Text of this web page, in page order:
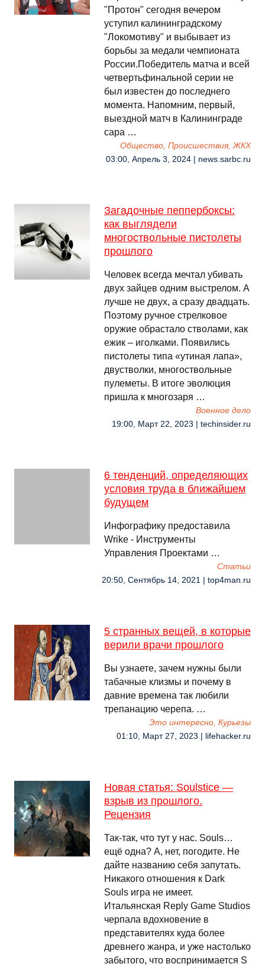
"Протон" сегодня вечером
уступил калининградскому
"Локомотиву" и выбывает из
борьбы за медали чемпионата
России.Победитель матча и всей
четвертьфинальной серии не
был известен до последнего
момента. Напомним, первый,
выездной матч в Калининграде
сара …
Общество, Происшествия, ЖКХ
03:00, Апрель 3, 2024 | news.sarbc.ru
Загадочные пеппербоксы:
как выглядели
многоствольные пистолеты
прошлого
Человек всегда мечтал убивать
двух зайцев одним выстрелом. А
лучше не двух, а сразу двадцать.
Поэтому ручное стрелковое
оружие обрастало стволами, как
ежик – иголками. Появились
пистолеты типа «утиная лапа»,
двустволки, многоствольные
пулеметы. В итоге эволюция
пришла к многозаря …
Военное дело
19:00, Март 22, 2023 | techinsider.ru
6 тенденций, определяющих
условия труда в ближайшем
будущем
Инфографику предоставила
Wrike - Инструменты
Управления Проектами …
Cтатьи
20:50, Сентябрь 14, 2021 | top4man.ru
5 странных вещей, в которые
верили врачи прошлого
Вы узнаете, зачем нужны были
табачные клизмы и почему в
давние времена так любили
трепанацию черепа. …
Это интересно, Курьезы
01:10, Март 27, 2023 | lifehacker.ru
Новая статья: Soulstice —
взрыв из прошлого.
Рецензия
Так-так, что тут у нас. Souls…
ещё одна? А, нет, погодите. Не
дайте названию себя запутать.
Никакого отношения к Dark
Souls игра не имеет.
Итальянская Reply Game Studios
черпала вдохновение в
представителях куда более
древнего жанра, и уже настолько
забытого, что воспринимается S